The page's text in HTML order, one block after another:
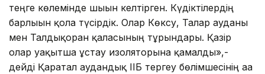
теңге көлемінде шығын келтірген. Күдіктілердің
барлығын қолға түсірдік. Олар Көксу, Талғар ауданы
мен Талдықорған қаласының тұрғындары. Қазір
олар уақытша ұстау изоляторына қамалды»,-
дейді Қаратал аудандық ІІБ тергеу бөлімшесінің аға